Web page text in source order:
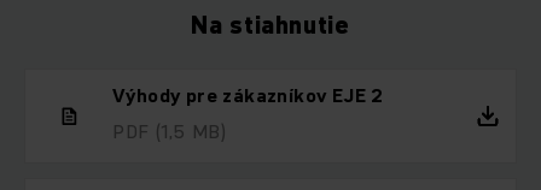
Na stiahnutie
Výhody pre zákazníkov EJE 2
PDF (1,5 MB)